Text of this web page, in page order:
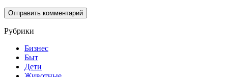
Рубрики
Бизнес
Быт
Дети